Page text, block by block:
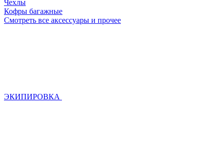
Чехлы
Кофры багажные
Смотреть все аксессуары и прочее
ЭКИПИРОВКА